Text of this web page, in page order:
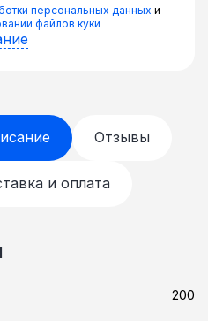
персональных данных и
файлов куки
Отзывы
и оплата
200